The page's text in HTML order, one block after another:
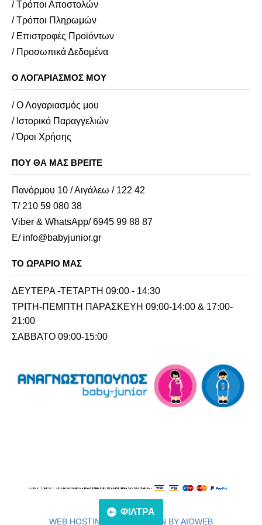
/ Τρόποι Αποστολών
/ Τρόποι Πληρωμών
/ Επιστροφές Προϊόντων
/ Προσωπικά Δεδομένα
Ο ΛΟΓΑΡΙΑΣΜΌΣ ΜΟΥ
/ Ο Λογαριασμός μου
/ Ιστορικό Παραγγελιών
/ Όροι Χρήσης
ΠΟΥ ΘΑ ΜΑΣ ΒΡΕΊΤΕ
Πανόρμου 10 / Αιγάλεω / 122 42
Τ/ 210 59 080 38
Viber & WhatsApp/ 6945 99 88 87
E/ info@babyjunior.gr
ΤΟ ΩΡΆΡΙΟ ΜΑΣ
ΔΕΥΤΕΡΑ -ΤΕΤΑΡΤΗ 09:00 - 14:30
ΤΡΙΤΗ-ΠΕΜΠΤΗ ΠΑΡΑΣΚΕΥΗ 09:00-14:00 & 17:00-
21:00
ΣΑΒΒΑΤΟ 09:00-15:00
WEB HOSTING & WEBDESIGN BY AIOWEB
ΦΙΛΤΡΑ